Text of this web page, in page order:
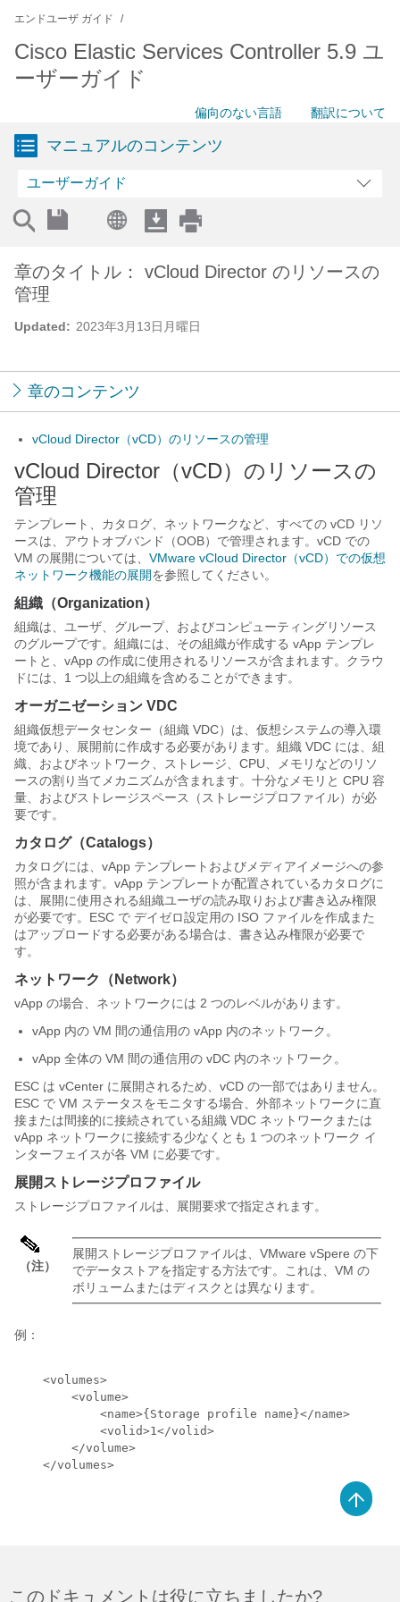
エンドユーザ ガイド
Cisco Elastic Services Controller 5.9 ユ
ーザーガイド
偏向のない言語 翻訳について
マニュアルのコンテンツ
ユーザーガイド
Updated: 2023年3月13日月曜日
章のタイトル： vCloud Director のリソースの
管理
章のコンテンツ
vCloud Director（vCD）のリソースの管理
vCloud Director（vCD）のリソースの
管理
テンプレート、カタログ、ネットワークなど、すべての vCD リソ
ースは、アウトオブバンド（OOB）で管理されます。vCD での
VM の展開については、 VMware vCloud Director（vCD）での仮想
ネットワーク機能の展開を参照してください。
組織（Organization）
組織は、ユーザ、グループ、およびコンピューティングリソース
のグループです。組織には、その組織が作成する vApp テンプレ
ートと、vApp の作成に使用されるリソースが含まれます。クラウ
ドには、1 つ以上の組織を含めることができます。
オーガニゼーション VDC
組織仮想データセンター（組織 VDC）は、仮想システムの導入環
境であり、展開前に作成する必要があります。組織 VDC には、組
織、およびネットワーク、ストレージ、CPU、メモリなどのリソ
ースの割り当てメカニズムが含まれます。十分なメモリと CPU 容
量、およびストレージスペース（ストレージプロファイル）が必
要です。
カタログ（Catalogs）
カタログには、vApp テンプレートおよびメディアイメージへの参
照が含まれます。vApp テンプレートが配置されているカタログに
は、展開に使用される組織ユーザの読み取りおよび書き込み権限
が必要です。ESC で デイゼロ設定用の ISO ファイルを作成また
はアップロードする必要がある場合は、書き込み権限が必要で
す。
ネットワーク（Network）
vApp の場合、ネットワークには 2 つのレベルがあります。
vApp 内の VM 間の通信用の vApp 内のネットワーク。
vApp 全体の VM 間の通信用の vDC 内のネットワーク。
ESC は vCenter に展開されるため、vCD の一部ではありません。
ESC で VM ステータスをモニタする場合、外部ネットワークに直
接または間接的に接続されている組織 VDC ネットワークまたは
vApp ネットワークに接続する少なくとも 1 つのネットワーク イ
ンターフェイスが各 VM に必要です。
展開ストレージプロファイル
ストレージプロファイルは、展開要求で指定されます。
（注）
展開ストレージプロファイルは、VMware vSpere の下
でデータストアを指定する方法です。これは、VM の
ボリュームまたはディスクとは異なります。
例：
    <volumes>
        <volume>
            <name>{Storage profile name}</name>
            <volid>1</volid>
        </volume>
このドキュメントは役に立ちましたか?